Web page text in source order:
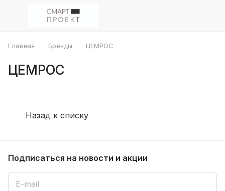
Главная Бренды ЦЕМРОС
ЦЕМРОС
Назад к списку
Подписаться на новости и акции